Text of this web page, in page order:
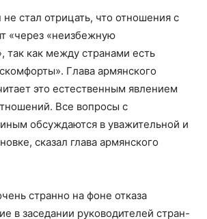
стал отрицать, что отношения с
«через «неизбежную
так как между странами есть
Глава армянского
это естественным явлением
Все вопросы с
обсуждаются в уважительной и
сказал глава армянского
странно на фоне отказа
в заседании руководителей стран-